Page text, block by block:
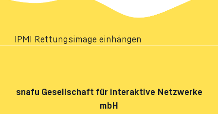
IPMI Rettungsimage einhängen
snafu Gesellschaft für interaktive Netzwerke
mbH